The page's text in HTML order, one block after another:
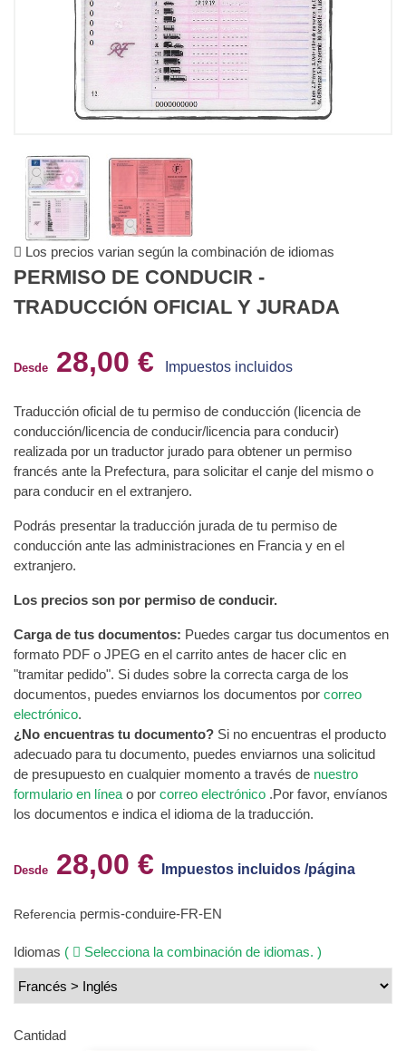
Los precios varian según la combinación de idiomas
PERMISO DE CONDUCIR -
TRADUCCIÓN OFICIAL Y JURADA
Desde 28,00 € Impuestos incluidos
Traducción oficial de tu permiso de conducción (licencia de
conducción/licencia de conducir/licencia para conducir)
realizada por un traductor jurado para obtener un permiso
francés ante la Prefectura, para solicitar el canje del mismo o
para conducir en el extranjero.
Podrás presentar la traducción jurada de tu permiso de
conducción ante las administraciones en Francia y en el
extranjero.
Los precios son por permiso de conducir.
Carga de tus documentos: Puedes cargar tus documentos en
formato PDF o JPEG en el carrito antes de hacer clic en
"tramitar pedido". Si dudes sobre la correcta carga de los
documentos, puedes enviarnos los documentos por correo
electrónico.
¿No encuentras tu documento? Si no encuentras el producto
adecuado para tu documento, puedes enviarnos una solicitud
de presupuesto en cualquier momento a través de nuestro
formulario en línea o por correo electrónico .Por favor, envíanos
los documentos e indica el idioma de la traducción.
Desde 28,00 € Impuestos incluidos /página
Referencia permis-conduire-FR-EN
Idiomas ( Selecciona la combinación de idiomas. )
Cantidad